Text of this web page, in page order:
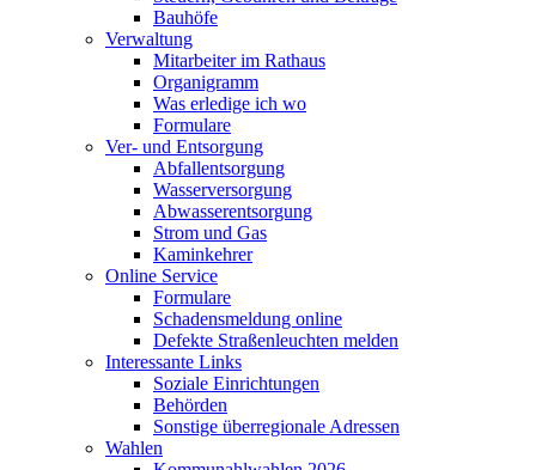
Bauhöfe
Verwaltung
Mitarbeiter im Rathaus
Organigramm
Was erledige ich wo
Formulare
Ver- und Entsorgung
Abfallentsorgung
Wasserversorgung
Abwasserentsorgung
Strom und Gas
Kaminkehrer
Online Service
Formulare
Schadensmeldung online
Defekte Straßenleuchten melden
Interessante Links
Soziale Einrichtungen
Behörden
Sonstige überregionale Adressen
Wahlen